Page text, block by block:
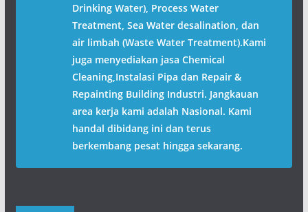
Drinking Water), Process Water
Treatment, Sea Water desalination, dan
air limbah (Waste Water Treatment).Kami
juga menyediakan jasa Chemical
Cleaning,Instalasi Pipa dan Repair &
Repainting Building Industri. Jangkauan
area kerja kami adalah Nasional. Kami
handal dibidang ini dan terus
berkembang pesat hingga sekarang.